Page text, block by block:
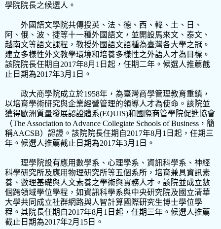
學院院長之候選人。
外國語文學院共傳授英、法、德、西、韓、土、日、
阿、俄、波、捷等十一種外國語文，並開設馬來文、泰文、
越南文等語文課程，教授外國語文語種為臺灣各大學之冠。
建立多樣性外文教學環境和培養多樣性之外語人才為目標。
該院院長任期自2017年8月 1 日起，任期二年。候選人推薦截
止日期為2017年3月 1 日。
政大商學院成立於1958年，為臺灣商學管理教育重鎮，
以培育學術研究與企業經營管理的領導人才為使命。該院並
獲得歐洲質量發展認證體系(EQUIS)和國際商管學院促進協會
（The Association to Advance Collegiate Schools of Business ，簡
稱AACSB）認證。該院院長任期自2017年8月 1 日起，任期三
年。候選人推薦截止日期為2017年3月 1 日。
理學院設有應用數學系、心理學系、資訊科學系、神經
科學研究所及應用物理研究所等五個系所，培育兼具資訊素
養、數理基礎與人文素養之學術與實務人才。該院並成立數
個跨領域學位學程，如資訊科學系與中央研究院及國立清華
大學共同成立社群網路與人智計算國際研究生博士學位學
程。其院長任期自2017年8月 1 日起，任期三年。候選人推薦
截止日期為2017年2月 15 日。